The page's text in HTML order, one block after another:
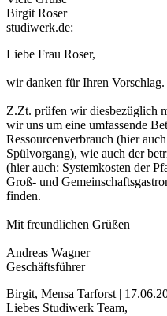
Birgit Roser
studiwerk.de:
Liebe Frau Roser,
wir danken für Ihren Vorschlag.
Z.Zt. prüfen wir diesbezüglich
wir uns um eine umfassende
Ressourcenverbrauch (hier
Spülvorgang), wie auch der
(hier auch: Systemkosten der
Groß- und
finden.
Mit freundlichen Grüßen
Andreas Wagner
Geschäftsführer
Birgit, Mensa Tarforst |
Liebes Studiwerk Team,